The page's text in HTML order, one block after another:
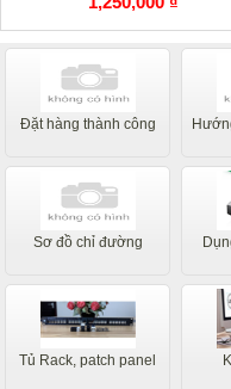
Đặt hàng thành công
Sơ đồ chỉ đường
Tủ Rack, patch panel